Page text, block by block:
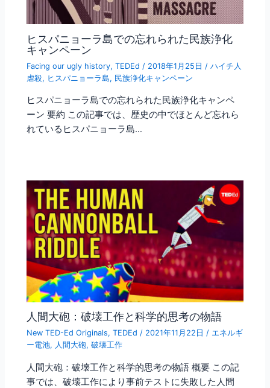
ヒスパニョーラ島での忘れられた民族浄化
キャンペーン
Facing our ugly history,TEDEd / 2018年1月25日 /ハイチ人
虐殺, ヒスパニョーラ島, 民族浄化キャンペーン
ヒスパニョーラ島での忘れられた民族浄化キャンペ
ーン 要約 この記事では、歴史の中でほとんど忘れら
れているヒスパニョーラ島…
人間大砲：破壊工作と科学的思考の物語
New TED-Ed Originals,TEDEd / 2021年11月22日/ エネルギ
ー電池, 人間大砲,破壊工作
人間大砲：破壊工作と科学的思考の物語 概要 この記
事では、破壊工作により事前テストに失敗した人間